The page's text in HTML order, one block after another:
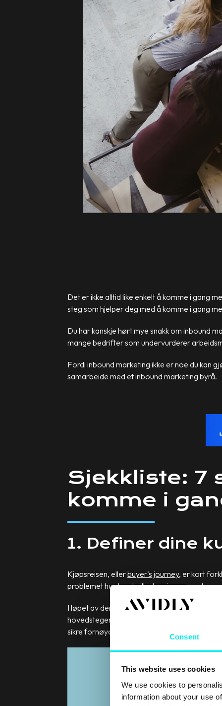
Consent
This website uses cookies
We use cookies to
information about your use
Det er ikke alltid like enkelt å komme i gang
steg som hjelper deg med å komme i gang
Du har kanskje hørt mye snakk om inbound
mange bedrifter som undervurderer
Fordi inbound marketing ikke er noe du kan
samarbeide med et inbound marketing byrå.
Sjekkliste: 7
komme i
1. Definer dine
Kjøpsreisen, ellerbuyer’s journey, er kort
problemet hun har, hvilke løsninger som kan
I løpet av denne reisen går et lead gjennom
hovedstegene leadet beveger seg gjennom
sikre fornøyde kunder må bedriften ta